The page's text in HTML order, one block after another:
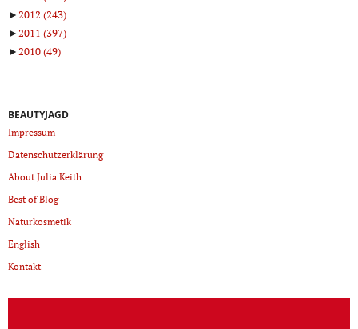
►2012 (243)
►2011 (397)
►2010(49)
BEAUTYJAGD
Impressum
Datenschutzerklärung
About Julia Keith
Best of Blog
Naturkosmetik
English
Kontakt